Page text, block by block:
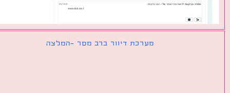
מערכת דיוור ברב מסר -המלצה